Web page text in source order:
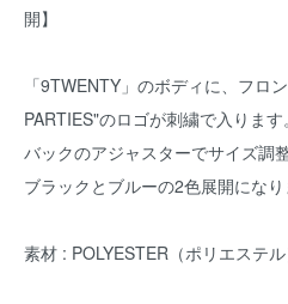
開】
「9TWENTY」のボディに、フロ
PARTIES"のロゴが刺繍で入ります。
バックのアジャスターでサイズ調
ブラックとブルーの2色展開になり
素材 : POLYESTER（ポリエステ